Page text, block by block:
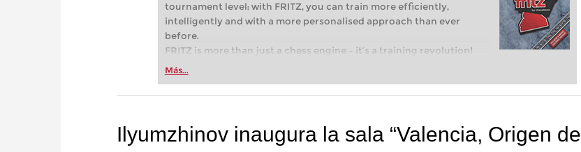
tournament level: with FRITZ, you can train more efficiently,
intelligently and with a more personalised approach than ever
before.
FRITZ is more than just a chess engine – it’s a training revolution!
Whether you’re taking your first steps into the world of club chess,
more efficiently, intelligently and with a more personalised
Más...
Ilyumzhinov inaugura la sala “Valencia, Origen del